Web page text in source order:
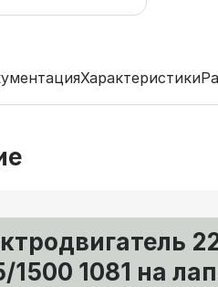
Характеристики
1500 1081 на